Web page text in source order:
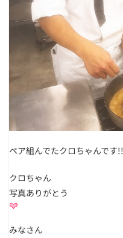
ペア組んでたクロちゃんです!!
クロちゃん
写真ありがとう
みなさん